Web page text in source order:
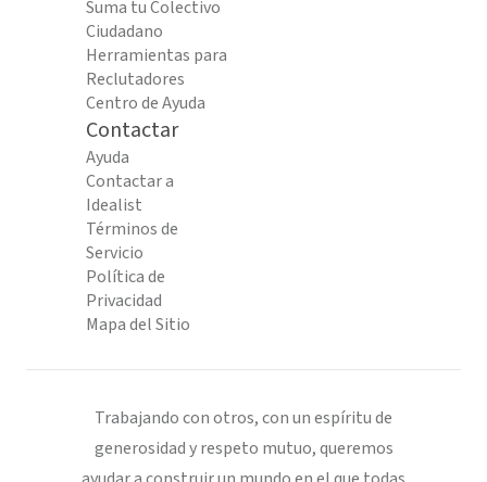
Suma tu Colectivo
Ciudadano
Herramientas para
Reclutadores
Centro de Ayuda
Contactar
Ayuda
Contactar a
Idealist
Términos de
Servicio
Política de
Privacidad
Mapa del Sitio
Trabajando con otros, con un espíritu de
generosidad y respeto mutuo, queremos